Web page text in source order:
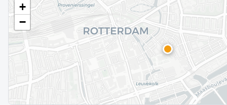
+
−